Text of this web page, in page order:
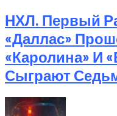
НХЛ. Первый
«Даллас»
«Каролина» И
Сыграют